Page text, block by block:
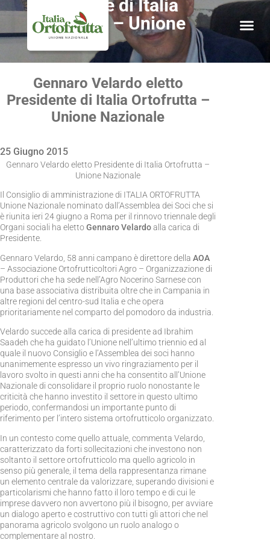
Presidente di Italia
Ortofrutta – Unione
Nazionale
Gennaro Velardo eletto
Presidente di Italia Ortofrutta –
Unione Nazionale
25 Giugno 2015
Gennaro Velardo eletto Presidente di Italia Ortofrutta –
Unione Nazionale
Il Consiglio di amministrazione di ITALIA ORTOFRUTTA
Unione Nazionale nominato dall’Assemblea dei Soci che si
è riunita ieri 24 giugno a Roma per il rinnovo triennale degli
Organi sociali ha eletto Gennaro Velardoalla carica di
Presidente.
Gennaro Velardo, 58 anni campano è direttore della AOA
– Associazione Ortofrutticoltori Agro – Organizzazione di
Produttori che ha sede nell’Agro Nocerino Sarnese con
una base associativa distribuita oltre che in Campania in
altre regioni del centro-sud Italia e che opera
prioritariamente nel comparto del pomodoro da industria.
Velardo succede alla carica di presidente ad Ibrahim
Saadeh che ha guidato l’Unione nell’ultimo triennio ed al
quale il nuovo Consiglio e l’Assemblea dei soci hanno
unanimemente espresso un vivo ringraziamento per il
lavoro svolto in questi anni che ha consentito all’Unione
Nazionale di consolidare il proprio ruolo nonostante le
criticità che hanno investito il settore in questo ultimo
periodo, confermandosi un importante punto di
riferimento per l’intero sistema ortofrutticolo organizzato.
In un contesto come quello attuale, commenta Velardo,
caratterizzato da forti sollecitazioni che investono non
soltanto il settore ortofrutticolo ma quello agricolo in
senso più generale, il tema della rappresentanza rimane
un elemento centrale da valorizzare, superando divisioni e
particolarismi che hanno fatto il loro tempo e di cui le
imprese davvero non avvertono più il bisogno, per avviare
un dialogo aperto e costruttivo con tutti gli attori che nel
panorama agricolo svolgono un ruolo analogo o
complementare al nostro.